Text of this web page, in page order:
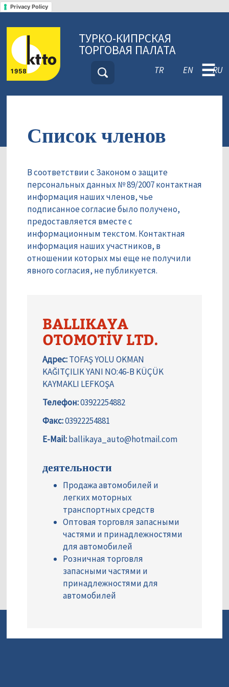
Privacy Policy
ТУРКО-КИПРСКАЯ
ТОРГОВАЯ ПАЛАТА
TR EN RU
☰
Список членов
В соответствии с Законом о защите
персональных данных № 89/2007 контактная
информация наших членов, чье
подписанное согласие было получено,
предоставляется вместе с
информационным текстом. Контактная
информация наших участников, в
отношении которых мы еще не получили
явного согласия, не публикуется.
BALLIKAYA
OTOMOTİV LTD.
Адрес:TOFAŞ YOLU OKMAN
KAĞITÇILIK YANI NO:46-B KÜÇÜK
KAYMAKLI LEFKOŞA
Телефон:03922254882
Факс:03922254881
E-Mail:ballikaya_auto@hotmail.com
деятельности
Продажа автомобилей и
легких моторных
транспортных средств
Оптовая торговля запасными
частями и принадлежностями
для автомобилей
Розничная торговля
запасными частями и
принадлежностями для
автомобилей